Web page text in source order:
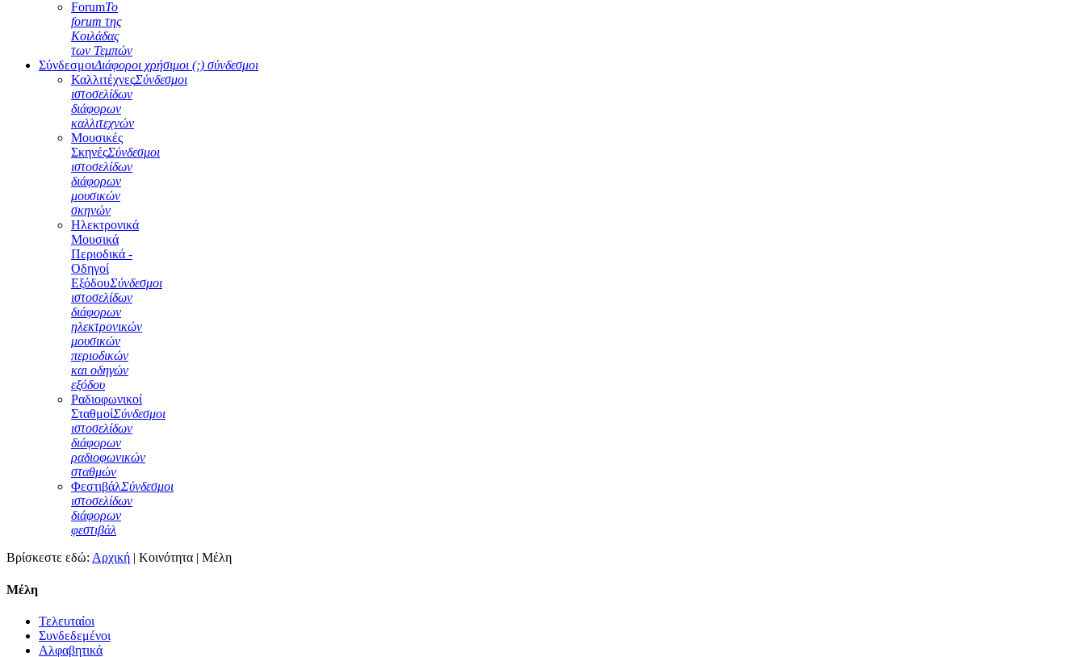
ForumΤο
forum της
Κοιλάδας
των Τεμπών
ΣύνδεσμοιΔιάφοροι χρήσιμοι (;) σύνδεσμοι
ΚαλλιτέχνεςΣύνδεσμοι
ιστοσελίδων
διάφορων
καλλιτεχνών
Μουσικές
ΣκηνέςΣύνδεσμοι
ιστοσελίδων
διάφορων
μουσικών
σκηνών
Ηλεκτρονικά
Μουσικά
Περιοδικά -
Οδηγοί
ΕξόδουΣύνδεσμοι
ιστοσελίδων
διάφορων
ηλεκτρονικών
μουσικών
περιοδικών
και οδηγών
εξόδου
Ραδιοφωνικοί
ΣταθμοίΣύνδεσμοι
ιστοσελίδων
διάφορων
ραδιοφωνικών
σταθμών
ΦεστιβάλΣύνδεσμοι
ιστοσελίδων
διάφορων
φεστιβάλ
Βρίσκεστε εδώ: Αρχική | Κοινότητα | Μέλη
Μέλη
Τελευταίοι
Συνδεδεμένοι
Αλφαβητικά